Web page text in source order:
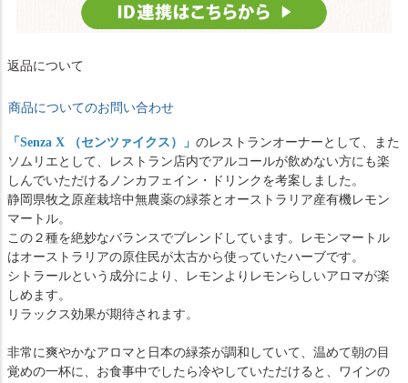
返品について
商品についてのお問い合わせ
「 Senza X （センツァイクス） 」 のレストランオーナーとして、また
ソムリエとして、レストラン店内でアルコールが飲めない方にも楽
しんでいただけるノンカフェイン・ドリンクを考案しました。
静岡県牧之原産栽培中無農薬の緑茶とオーストラリア産有機レモン
マートル。
この２種を絶妙なバランスでブレンドしています。レモンマートル
はオーストラリアの原住民が太古から使っていたハーブです。
シトラールという成分により、レモンよりレモンらしいアロマが楽
しめます。
リラックス効果が期待されます。
非常に爽やかなアロマと日本の緑茶が調和していて、温めて朝の目
覚めの一杯に、お食事中でしたら冷やしていただけると、ワインの